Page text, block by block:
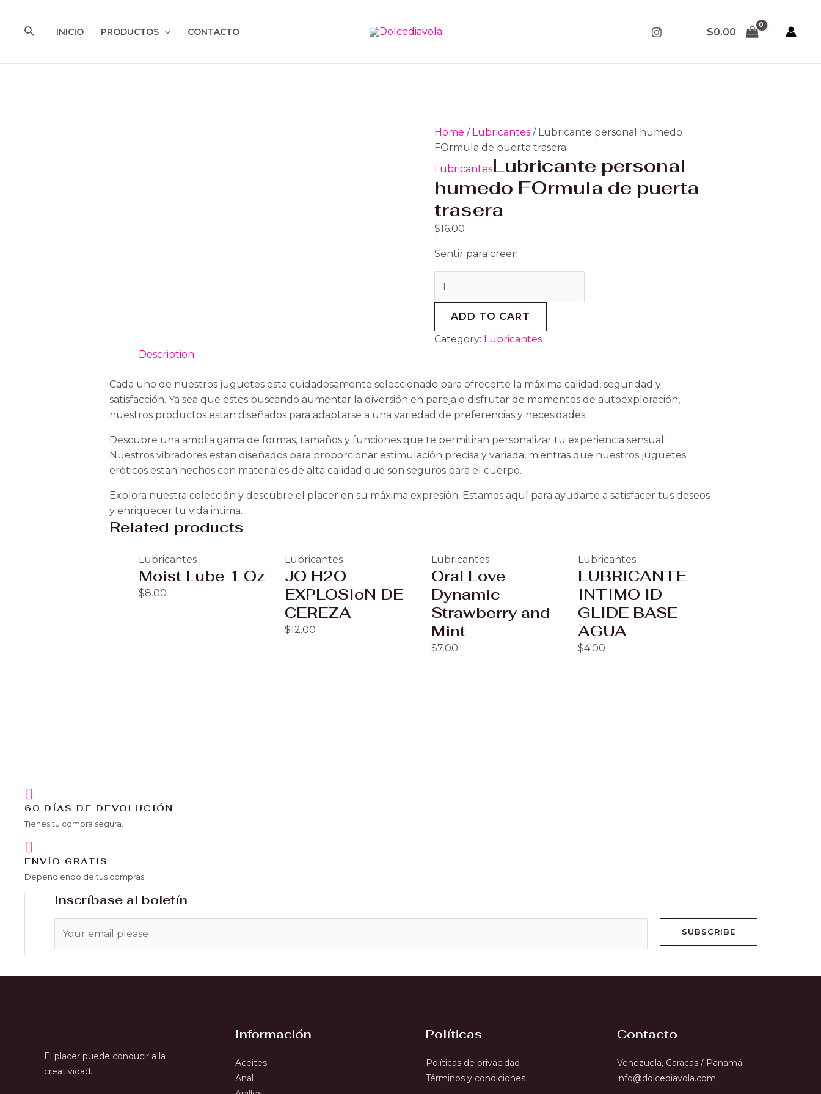
contenido
BuscarINICIO PRODUCTOS CONTACTO $0.00
Home / Lubricantes / Lubricante personal humedo
FOrmula de puerta trasera
LubricantesLubricante personal
humedo FOrmula de puerta
trasera
$16.00
Sentir para creer!
humedo
ADD TO CART
Category: Lubricantes
Description
Cada uno de nuestros juguetes esta cuidadosamente seleccionado para ofrecerte la máxima calidad, seguridad y
satisfacción. Ya sea que estes buscando aumentar la diversión en pareja o disfrutar de momentos de autoexploración,
nuestros productos estan diseñados para adaptarse a una variedad de preferencias y necesidades.
Descubre una amplia gama de formas, tamaños y funciones que te permitiran personalizar tu experiencia sensual.
Nuestros vibradores estan diseñados para proporcionar estimulación precisa y variada, mientras que nuestros juguetes
eróticos estan hechos con materiales de alta calidad que son seguros para el cuerpo.
Explora nuestra colección y descubre el placer en su máxima expresión. Estamos aquí para ayudarte a satisfacer tus deseos
y enriquecer tu vida intima.
Related products
Lubricantes
Moist Lube 1 Oz
$8.00
Lubricantes
JO H2O
EXPLOSIoN DE
CEREZA
$12.00
Lubricantes
Oral Love
Dynamic
Strawberry and
Mint
$7.00
Lubricantes
LUBRICANTE
INTIMO ID
GLIDE BASE
AGUA
$4.00
60 DÍAS DE DEVOLUCIÓN
Tienes tu compra segura.
ENVÍO GRATIS
Dependiendo de tus compras
Inscríbase al boletín
SUBSCRIBE
El placer puede conducir a la
creatividad.
Información
Aceites
Anal
Políticas
Políticas de privacidad
Términos y condiciones
Contacto
Venezuela, Caracas / Panamá
info@dolcediavola.com